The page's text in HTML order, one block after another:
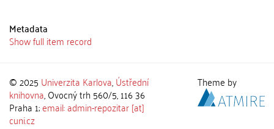
Metadata
Show full item record
© 2025 Univerzita Karlova,Ústřední
knihovna, Ovocný trh 560/5, 116 36
Praha 1;email: admin-repozitar [at]
cuni.cz
Theme by